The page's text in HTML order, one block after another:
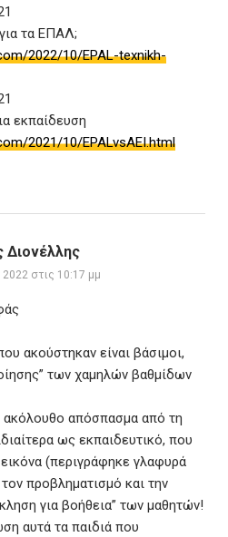
τα ΕΠΑΛ;
2022/10/EPAL-texnikh-
εκπαίδευση
2021/10/EPALvsAEI.html
Διονέλλης
στις 10:17 μμ
ακούστηκαν είναι βάσιμοι,
των χαμηλών βαθμίδων
ακόλουθο απόσπασμα από τη
ως εκπαιδευτικό, που
(περιγράφηκε γλαφυρά
προβληματισμό και την
για βοήθεια” των μαθητών!
αυτά τα παιδιά που